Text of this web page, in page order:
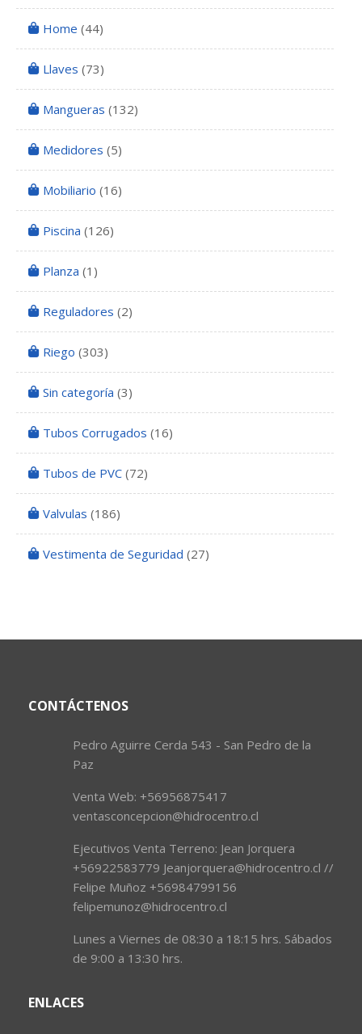
Home (44)
Llaves (73)
Mangueras (132)
Medidores (5)
Mobiliario (16)
Piscina (126)
Planza (1)
Reguladores (2)
Riego (303)
Sin categoría (3)
Tubos Corrugados (16)
Tubos de PVC (72)
Valvulas (186)
Vestimenta de Seguridad (27)
CONTÁCTENOS
Pedro Aguirre Cerda 543 - San Pedro de la
Paz
Venta Web: +56956875417
ventasconcepcion@hidrocentro.cl
Ejecutivos Venta Terreno: Jean Jorquera
+56922583779 Jeanjorquera@hidrocentro.cl //
Felipe Muñoz +56984799156
felipemunoz@hidrocentro.cl
Lunes a Viernes de 08:30 a 18:15 hrs. Sábados
de 9:00 a 13:30 hrs.
ENLACES